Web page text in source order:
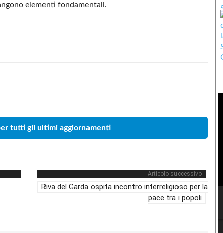
elementi fondamentali.
tutti gli ultimi aggiornamenti
Articolo successivo
Riva del Garda ospita incontro interreligioso per la
pace tra i popoli